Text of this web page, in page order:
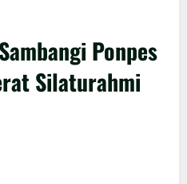
Ponpes
Silaturahmi